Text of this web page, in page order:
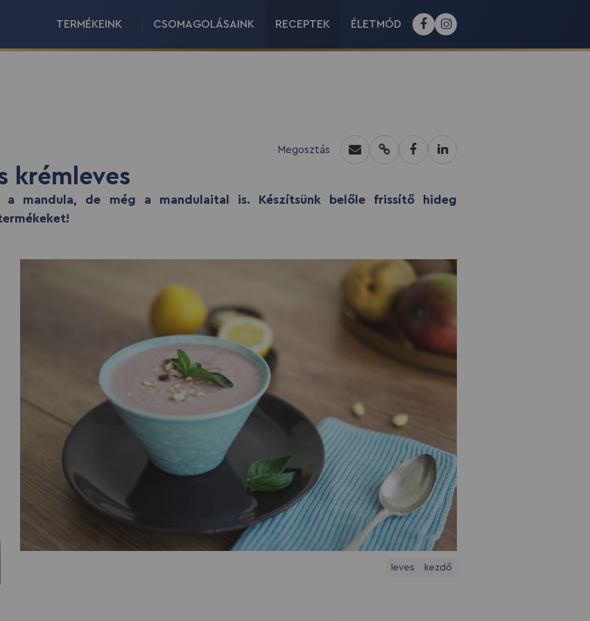
TERMÉKEINK CSOMAGOLÁSAINK RECEPTEK ÉLETMÓD
Megosztás
krémleves
a mandula, de még a mandulaital is. Készítsünk belőle frissítő hideg
leves kezdő